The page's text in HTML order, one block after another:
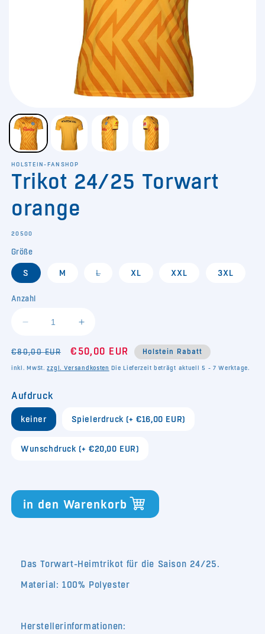
HOLSTEIN-FANSHOP
Trikot 24/25 Torwart
orange
SKU:
20500
Größe
S M LVarianteXL XXL 3XL
Anzahl
Verringere
Menge
für
24/25
Torwart
orange
Erhöhe
Menge
für
orange
Normaler
Preis
€80,00 EUR Verkaufspreis
€50,00 EUR Holstein Rabatt
inkl. MwSt.zzgl. Versandkosten Die Lieferzeit beträgt aktuell 5 - 7 Werktage.
Aufdruck
keiner Spielerdruck (+ €16,00 EUR)
Wunschdruck (+ €20,00 EUR)
in den Warenkorb
Das Torwart-Heimtrikot für die Saison 24/25.
Material: 100% Polyester
Herstellerinformationen: